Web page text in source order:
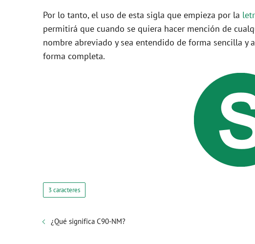
Por lo tanto, el uso de esta sigla que empieza por la
permitirá que cuando se quiera hacer mención de
nombre abreviado y sea entendido de forma sencilla
forma completa.
3 caracteres
¿Qué significa C90-NM?